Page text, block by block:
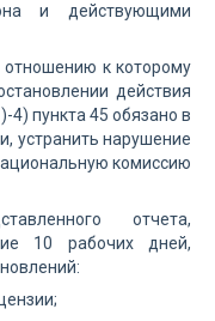
и действующими
к которому
действия
4) пункта 45 обязано в
устранить нарушение
комиссию
отчета,
10 рабочих дней,